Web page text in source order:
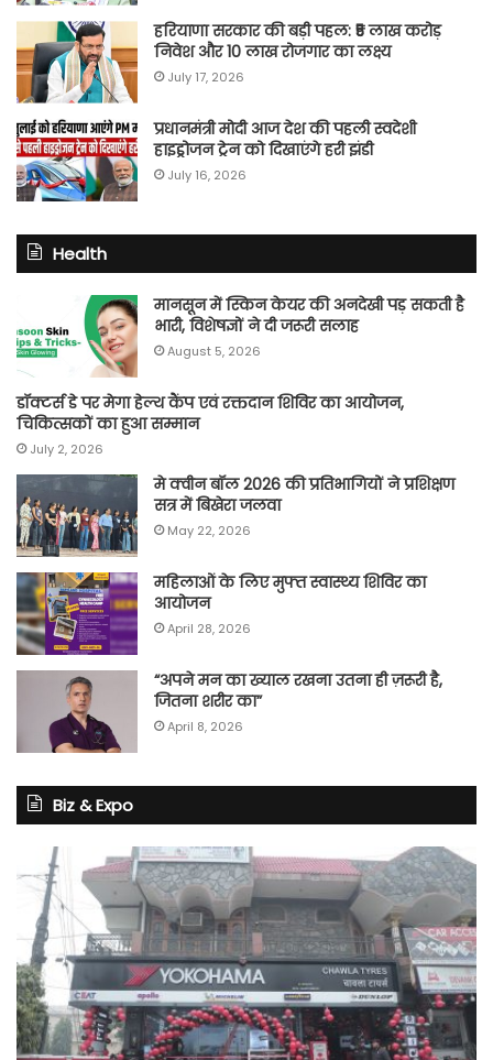
हरियाणा सरकार की बड़ी पहल: ₹5 लाख करोड़
निवेश और 10 लाख रोजगार का लक्ष्य
July 17, 2026
प्रधानमंत्री मोदी आज देश की पहली स्वदेशी
हाइड्रोजन ट्रेन को दिखाएंगे हरी झंडी
July 16, 2026
Health
मानसून में स्किन केयर की अनदेखी पड़ सकती है
भारी, विशेषज्ञों ने दी जरूरी सलाह
August 5, 2026
डॉक्टर्स डे पर मेगा हेल्थ कैंप एवं रक्तदान शिविर का आयोजन,
चिकित्सकों का हुआ सम्मान
July 2, 2026
मे क्वीन बॉल 2026 की प्रतिभागियों ने प्रशिक्षण
सत्र में बिखेरा जलवा
May 22, 2026
महिलाओं के लिए मुफ्त स्वास्थ्य शिविर का
आयोजन
April 28, 2026
“अपने मन का ख्याल रखना उतना ही ज़रूरी है,
जितना शरीर का”
April 8, 2026
Biz & Expo